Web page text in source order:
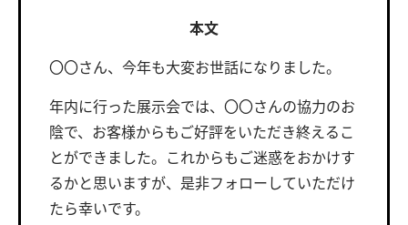
本文
〇〇さん、今年も大変お世話になりました。
年内に行った展示会では、〇〇さんの協力のお
陰で、お客様からもご好評をいただき終えるこ
とができました。これからもご迷惑をおかけす
るかと思いますが、是非フォローしていただけ
たら幸いです。